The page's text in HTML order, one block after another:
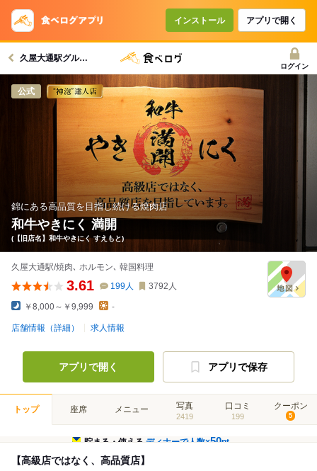
インストール アプリで開く
久屋大通駅グルメへ
ログイン
公式
錦にある高品質を目指し続ける焼肉店
和牛やきにく 満開
(【旧店名】和牛やきにく すえもと)
久屋大通駅/焼肉､ ホルモン､ 韓国料理
3.61 199人 3792 人
￥8,000～￥9,999 -
店舗情報（詳細） 求人情報
アプリで開く アプリで保存
トップ 座席 メニュー 写真
2419
口コミ
199
クーポン
5
貯まる・使えるディナーで人数×50pt
【高級店ではなく、高品質店】
コースで使えるクーポン
戻る
クーポンを利用せず予約する